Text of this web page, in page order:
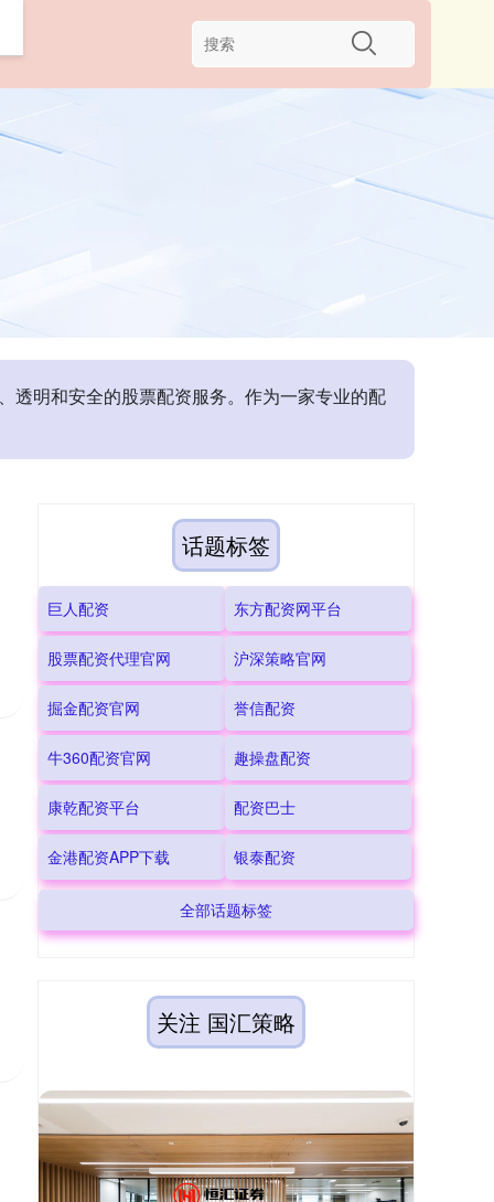
透明和安全的股票配资服务。作为一家专业的配
话题标签
巨人配资 东方配资网平台
股票配资代理官网 沪深策略官网
掘金配资官网 誉信配资
牛360配资官网 趣操盘配资
康乾配资平台 配资巴士
金港配资APP下载 银泰配资
全部话题标签
关注 国汇策略